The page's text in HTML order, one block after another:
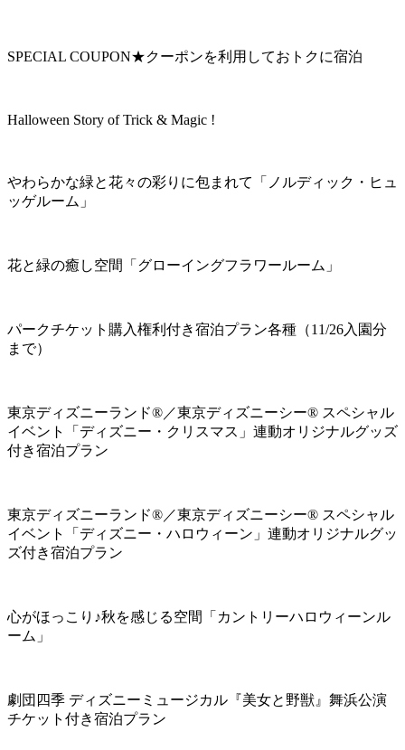
SPECIAL COUPON★クーポンを利用しておトクに宿泊
Halloween Story of Trick & Magic !
やわらかな緑と花々の彩りに包まれて「ノルディック・ヒュ
ッゲルーム」
花と緑の癒し空間「グローイングフラワールーム」
パークチケット購入権利付き宿泊プラン各種（11/26入園分
まで）
東京ディズニーランド®／東京ディズニーシー® スペシャル
イベント「ディズニー・クリスマス」連動オリジナルグッズ
付き宿泊プラン
東京ディズニーランド®／東京ディズニーシー® スペシャル
イベント「ディズニー・ハロウィーン」連動オリジナルグッ
ズ付き宿泊プラン
心がほっこり♪秋を感じる空間「カントリーハロウィーンル
ーム」
劇団四季 ディズニーミュージカル『美女と野獣』舞浜公演
チケット付き宿泊プラン